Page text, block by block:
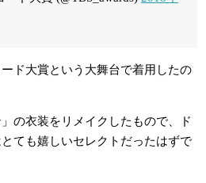
ド大賞という大舞台で着用したの
の衣装をリメイクしたもので、ド
ても嬉しいセレクトだったはずで